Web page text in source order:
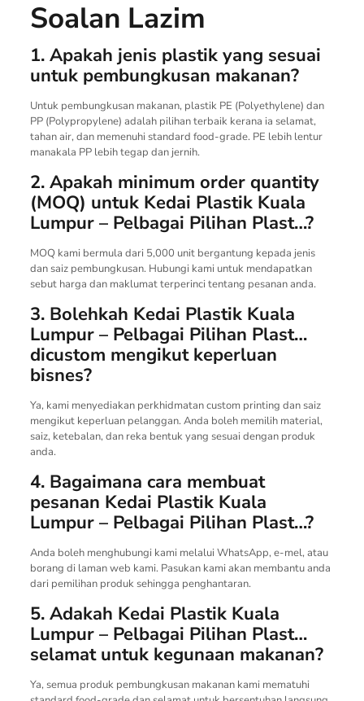
Soalan Lazim
1. Apakah jenis plastik yang sesuai
untuk pembungkusan makanan?
Untuk pembungkusan makanan, plastik PE (Polyethylene) dan
PP (Polypropylene) adalah pilihan terbaik kerana ia selamat,
tahan air, dan memenuhi standard food-grade. PE lebih lentur
manakala PP lebih tegap dan jernih.
2. Apakah minimum order quantity
(MOQ) untuk Kedai Plastik Kuala
Lumpur – Pelbagai Pilihan Plast…?
MOQ kami bermula dari 5,000 unit bergantung kepada jenis
dan saiz pembungkusan. Hubungi kami untuk mendapatkan
sebut harga dan maklumat terperinci tentang pesanan anda.
3. Bolehkah Kedai Plastik Kuala
Lumpur – Pelbagai Pilihan Plast…
dicustom mengikut keperluan
bisnes?
Ya, kami menyediakan perkhidmatan custom printing dan saiz
mengikut keperluan pelanggan. Anda boleh memilih material,
saiz, ketebalan, dan reka bentuk yang sesuai dengan produk
anda.
4. Bagaimana cara membuat
pesanan Kedai Plastik Kuala
Lumpur – Pelbagai Pilihan Plast…?
Anda boleh menghubungi kami melalui WhatsApp, e-mel, atau
borang di laman web kami. Pasukan kami akan membantu anda
dari pemilihan produk sehingga penghantaran.
5. Adakah Kedai Plastik Kuala
Lumpur – Pelbagai Pilihan Plast…
selamat untuk kegunaan makanan?
Ya, semua produk pembungkusan makanan kami mematuhi